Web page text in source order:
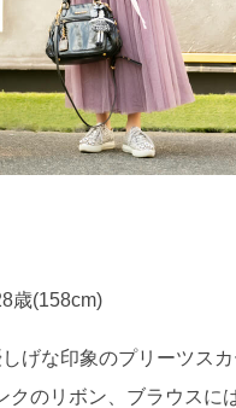
歳(158cm)
げな印象のプリーツス
のリボン、ブラウスに